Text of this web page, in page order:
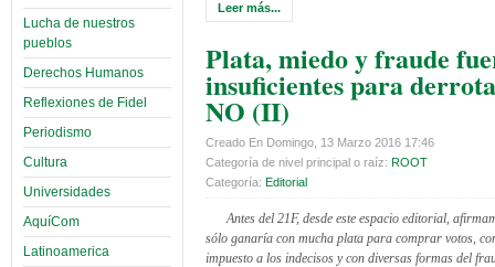
Lucha de nuestros
pueblos
Derechos Humanos
Reflexiones de Fidel
Periodismo
Cultura
Universidades
AquíCom
Latinoamerica
Leer más...
Plata, miedo y fraude
insuficientes para
NO (II)
Creado En Domingo, 13 Marzo 2016 17:46
Categoría de nivel principal o raíz: ROOT
Categoría: Editorial
Antes del 21F, desde este espacio editorial,
sólo ganaría con mucha plata para comprar votos,
impuesto a los indecisos y con diversas formas del